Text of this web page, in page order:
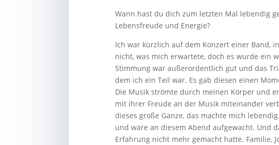
Wann hast du dich zum letzten Mal lebendig
Lebensfreude und Energie?
Ich war kürzlich auf dem Konzert einer Band,
nicht, was mich erwartete, doch es wurde ein
Stimmung war außerordentlich gut und das
dem ich ein Teil war. Es gab diesen einen
Die Musik strömte durch meinen Körper und
mit ihrer Freude an der Musik miteinander
dieses große Ganze, das machte mich
und wäre an diesem Abend aufgewacht. Und
Erfahrung nicht mehr gemacht hatte. Familie,